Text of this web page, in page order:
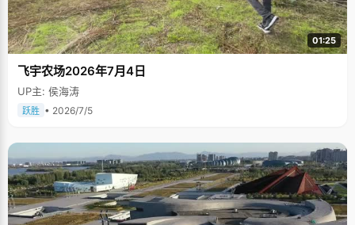
01:25
飞宇农场2026年7月4日
UP主: 侯海涛
跃胜 • 2026/7/5